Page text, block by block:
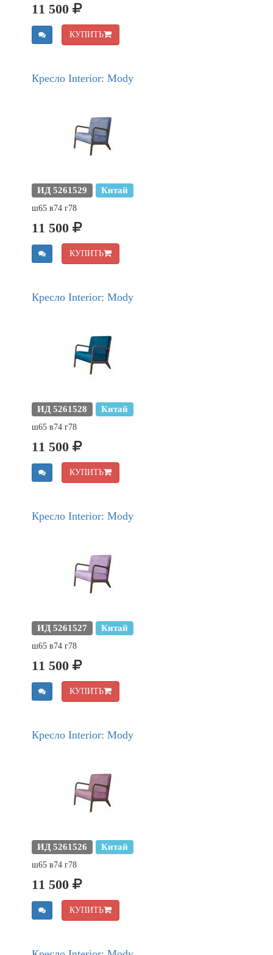
11 500
КУПИТЬ
Кресло Interior: Mody
ИД 5261529 Китай
ш65 в74 г78
11 500
КУПИТЬ
Кресло Interior: Mody
ИД 5261528 Китай
ш65 в74 г78
11 500
КУПИТЬ
Кресло Interior: Mody
ИД 5261527 Китай
ш65 в74 г78
11 500
КУПИТЬ
Кресло Interior: Mody
ИД 5261526 Китай
ш65 в74 г78
11 500
КУПИТЬ